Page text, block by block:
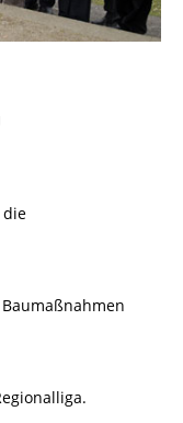
die